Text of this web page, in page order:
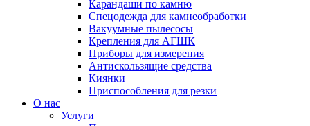
Карандаши по камню
Спецодежда для камнеобработки
Вакуумные пылесосы
Крепления для АГШК
Приборы для измерения
Антискользящие средства
Киянки
Приспособления для резки
О нас
Услуги